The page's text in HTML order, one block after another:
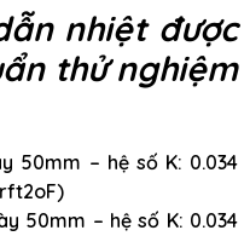
nhiệt được
thử nghiệm
50mm – hệ số K: 0.034
50mm – hệ số K: 0.034